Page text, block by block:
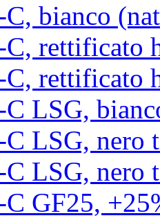
bianco
rettificato
rettificato
LSG,
LSG, nero
LSG, nero
GF25,